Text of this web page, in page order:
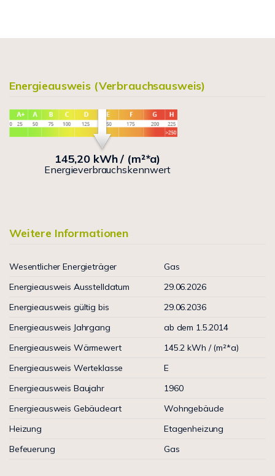
Energieausweis (Verbrauchsausweis)
145,20 kWh / (m²*a)
Energieverbrauchskennwert
Weitere Informationen
Wesentlicher Energieträger
Gas
Energieausweis Ausstelldatum
29.06.2026
Energieausweis gültig bis
29.06.2036
Energieausweis Jahrgang
ab dem 1.5.2014
Energieausweis Wärmewert
145.2 kWh / (m²*a)
Energieausweis Werteklasse
E
Energieausweis Baujahr
1960
Energieausweis Gebäudeart
Wohngebäude
Heizung
Etagenheizung
Befeuerung
Gas